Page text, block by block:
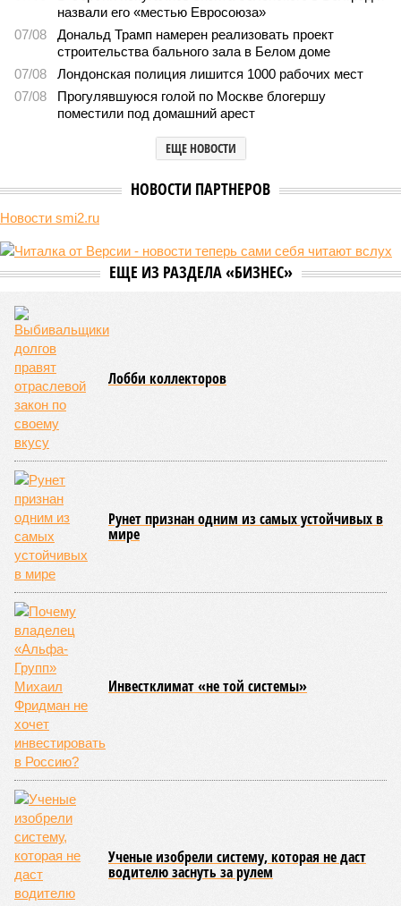
Земля уже не раз показывала человечеству свой крутой
нрав – когда покажет снова?
Земля уже не раз показывала человечеству свой крутой нрав – когда
покажет снова? (фото: АР-ТАСС)
Природа постоянно вступает в противоречие с нами. Ведь пока
она стремится всё на планете держать в балансе, человечество
массовые катастрофы в прошлом – какими они были? Какие
ждут нас со дня на день и чем грозят?
последствия очередного апокалипсиса, искусственно
вызванного группой биологов, называется «Конец всей
этой мерзости». В реальной жизни участия пытливых
исследователей в организации конца света может не
понадобиться: природа сама разберётся, как и где
уменьшить масштабы человеческой популяции.
(фото: en.wikipedia.org)
Да, наша любимая маленькая планета может быть
единственной, где в пределах Солнечной системы есть
полноценная жизнь, но Земля также регулярно пытается
эту жизнь уничтожить. Так уж вышло, что внутренние
процессы на планете включают в себя всевозможные
геологические, метеорологические и физические явления,
которые для человека довольно опасны. Или попросту
смертельны. И вот несколько тому примеров.
Все стихии сразу
Около 100 лет назад в Поднебесной приключилось то, что
у нас назвали бы тридцатью тремя несчастьями. Страну
последовательно поразили: многолетняя засуха, страшный
паводок, невероятные ливни. Несколько миллионов
человек не пережили этот разгул стихий. Вот что тогда
приключилось.
Зима 1931 года выдалась в Китае чрезвычайно
продолжительной и суровой. Снега образовалось огромное
количество – казалось бы, хороший знак после периода
великой суши, продолжавшегося с 1928-го. Но всё